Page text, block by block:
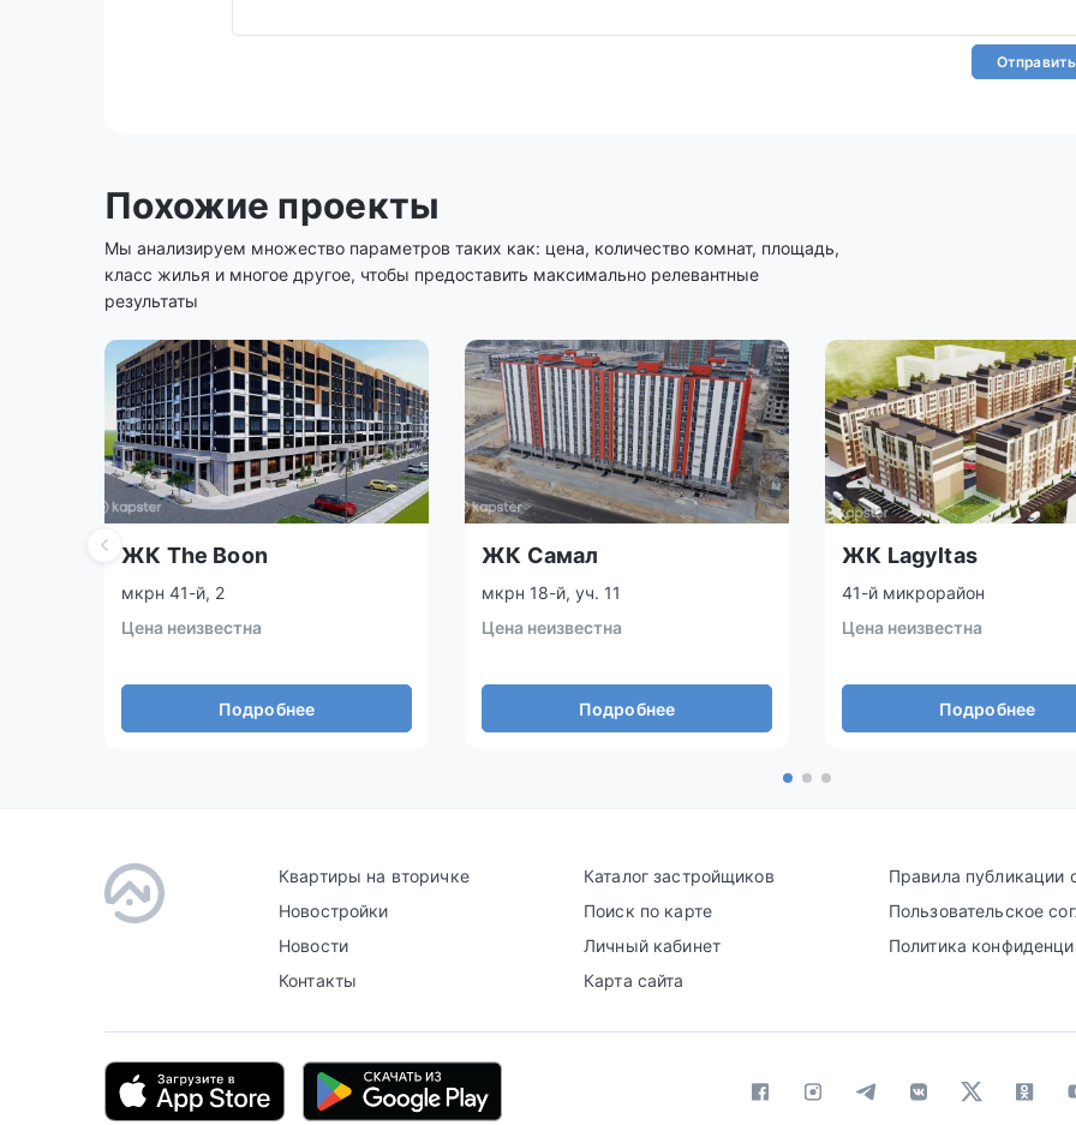
Отправить
Похожие проекты
Мы анализируем множество параметров таких как: цена, количество комнат, площадь,
класс жилья и многое другое, чтобы предоставить максимально релевантные
результаты
ЖК The Boon
мкрн 41-й, 2
Цена неизвестна
Подробнее
ЖК Самал
мкрн 18-й, уч. 11
Цена неизвестна
Подробнее
ЖК Lagyltas
41-й микрорайон
Цена неизвестна
Подробнее
Квартиры на вторичке
Новостройки
Новости
Контакты
Каталог застройщиков
Поиск по карте
Личный кабинет
Карта сайта
Правила публикации
Пользовательское
Политика